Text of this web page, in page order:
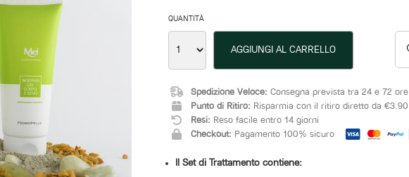
QUANTITÀ
AGGIUNGI AL CARRELLO
Spedizione Veloce: Consegna prevista tra 24 e 72 ore
Punto di Ritiro: Risparmia con il ritiro diretto da €3.90
Resi: Reso facile entro 14 giorni
Checkout: Pagamento 100% sicuro
Il Set di Trattamento contiene: